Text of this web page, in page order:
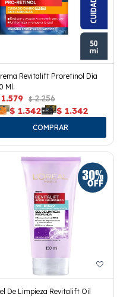
Revitalift Proretinol Día
Ml.
1.579 $ 2.256
$ 1.342 $ 1.342
De Limpieza Revitalift Oil